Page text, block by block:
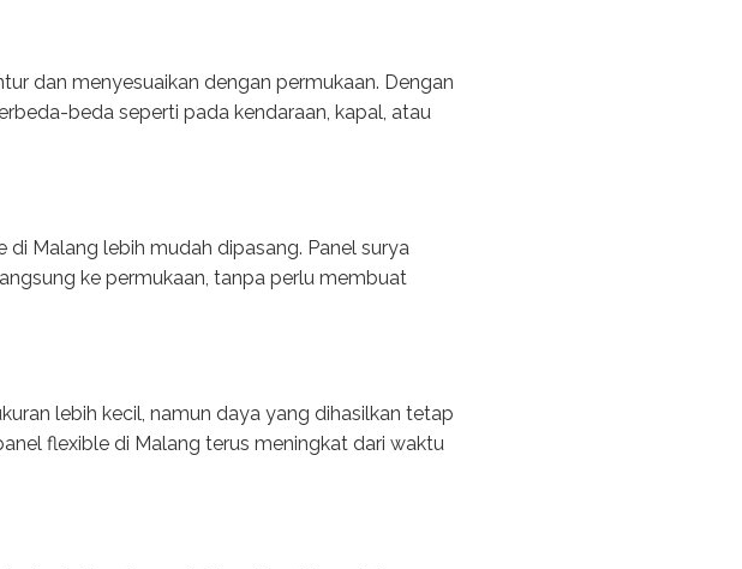
dan menyesuaikan dengan permukaan. Dengan
beda seperti pada kendaraan, kapal, atau
Malang lebih mudah dipasang. Panel surya
ke permukaan, tanpa perlu membuat
lebih kecil, namun daya yang dihasilkan tetap
flexible di Malang terus meningkat dari waktu